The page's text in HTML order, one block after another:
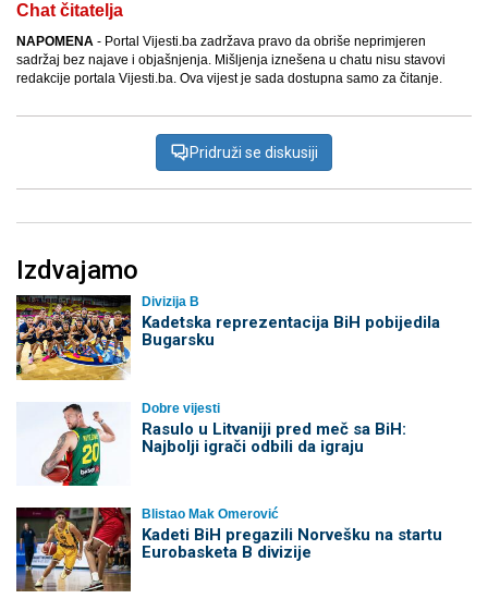
Chat čitatelja
NAPOMENA - Portal Vijesti.ba zadržava pravo da obriše neprimjeren
sadržaj bez najave i objašnjenja. Mišljenja iznešena u chatu nisu stavovi
redakcije portala Vijesti.ba. Ova vijest je sada dostupna samo za čitanje.
Pridruži se diskusiji
Izdvajamo
Divizija B
Kadetska reprezentacija BiH pobijedila
Bugarsku
Dobre vijesti
Rasulo u Litvaniji pred meč sa BiH:
Najbolji igrači odbili da igraju
Blistao Mak Omerović
Kadeti BiH pregazili Norvešku na startu
Eurobasketa B divizije